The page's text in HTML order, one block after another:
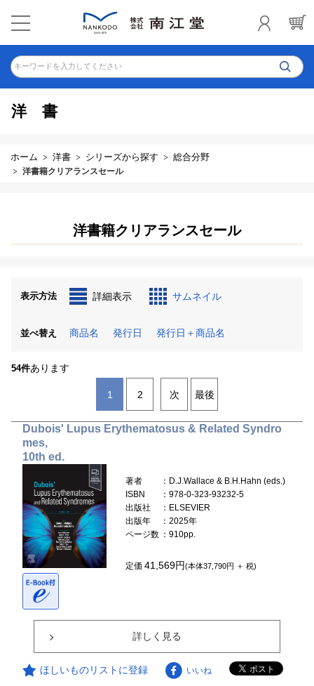
キーワードを入力してください
洋書
ホーム 洋書 シリーズから探す 総合分野
洋書籍クリアランスセール
洋書籍クリアランスセール
表示方法 詳細表示 サムネイル
並べ替え 商品名 発行日 発行日＋商品名
54件あります
1 2 次 最後
Dubois' Lupus Erythematosus & Related Syndro
mes,
10th ed.
著者
：D.J.Wallace & B.H.Hahn (eds.)
ISBN
：978-0-323-93232-5
出版社
：ELSEVIER
出版年
：2025年
ページ数 ：910pp.
定価41,569円(本体37,790円 ＋ 税)
詳しく見る
ほしいものリストに登録 いいね